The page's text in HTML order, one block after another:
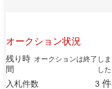
オークション状況
残り時
間
オークションは終了しま
した
入札件数 3 件